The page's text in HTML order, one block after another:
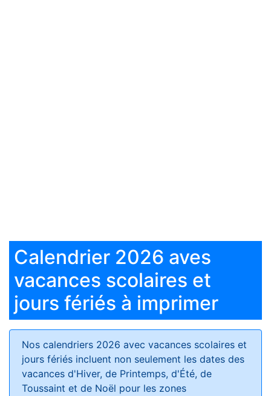
Calendrier 2026 aves
vacances scolaires et
jours fériés à imprimer
Nos calendriers 2026 avec vacances scolaires et
jours fériés incluent non seulement les dates des
vacances d'Hiver, de Printemps, d'Été, de
Toussaint et de Noël pour les zones